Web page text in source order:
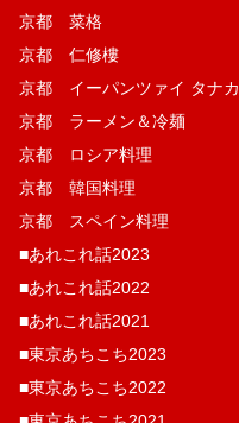
京都 菜格
京都 仁修樓
京都 イーパンツァイ タナカ
京都 ラーメン＆冷麺
京都 ロシア料理
京都 韓国料理
京都 スペイン料理
■あれこれ話2023
■あれこれ話2022
■あれこれ話2021
■東京あちこち2023
■東京あちこち2022